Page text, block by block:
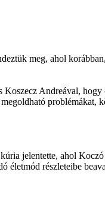
meg, ahol
Andreával,
problémákat,
jelentette, ahol
részleteibe